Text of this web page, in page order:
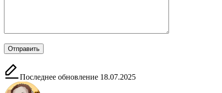
Последнее обновление 18.07.2025